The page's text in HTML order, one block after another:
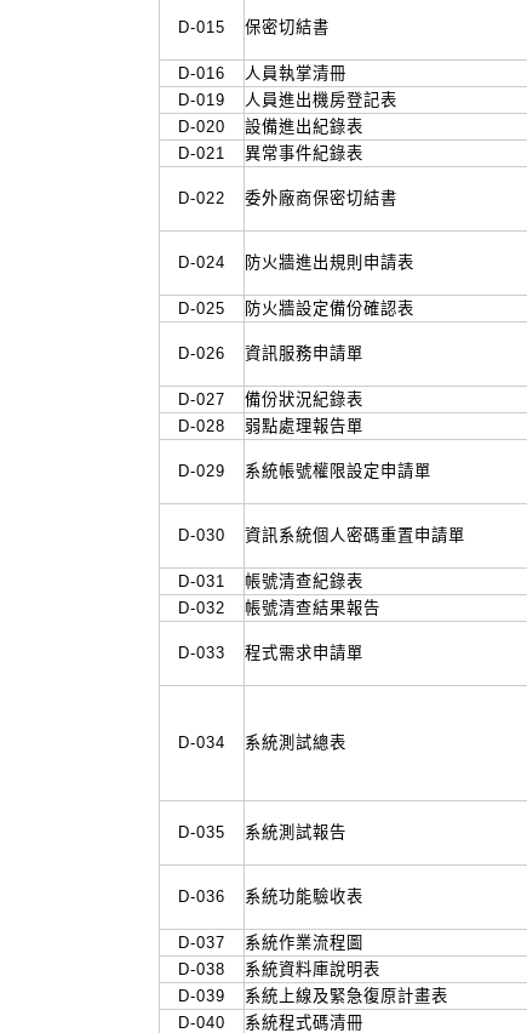
D-015 保密切結書
D-016 人員執掌清冊
D-019
人員進出機房登記表
D-020
設備進出紀錄表
D-021
異常事件紀錄表
D-022 委外廠商保密切結書
D-024 防火牆進出規則申請表
D-025 防火牆設定備份確認表
D-026 資訊服務申請單
D-027 備份狀況紀錄表
D-028
弱點處理報告單
D-029 系統帳號權限設定申請單
D-030 資訊系統個人密碼重置申請單
D-031 帳號清查紀錄表
D-032
帳號清查結果報告
D-033 程式需求申請單
D-034 系統測試總表
D-035 系統測試報告
D-036 系統功能驗收表
D-037 系統作業流程圖
D-038
系統資料庫說明表
D-039
系統上線及緊急復原計畫表
D-040
系統程式碼清冊